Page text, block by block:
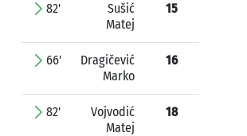
82'
Sušić
Matej
15
66'
Dragičević
Marko
16
82'
Vojvodić
Matej
18